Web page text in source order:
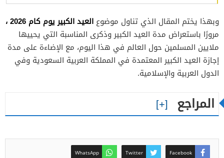
وبهذا يختم المقال الذي تناول موضوع العيد الكبير يوم كام 2026 ،
مرورًا باستعراض مدة العيد الكبير وذكرى المناسبة التي يحييها
ملايين المسلمين حول العالم في هذا اليوم، مع الإضاءة على مدة
إجازة العيد الكبير المعتمدة في المملكة العربية السعودية وفي
الدول العربية والإسلامية.
المراجع
Facebook
Twitter
WhatsApp